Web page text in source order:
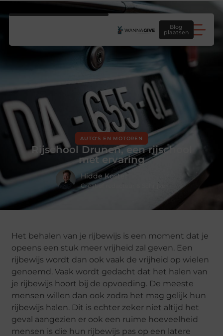
Blog
plaatsen
AUTO'S EN MOTOREN
Rijschool Drunen, een rijschool
met ervaring
Hidde Koster
Creatief redacteur & Schrijver
Het behalen van je rijbewijs is een moment dat je
opeens een stuk meer vrijheid zal geven. Een
rijbewijs wordt dan ook vaak de vrijheid op wielen
genoemd. Vaak wordt gedacht dat het halen van
je rijbewijs hoort bij de opvoeding. De meeste
mensen willen dan ook zodra het mag gelijk hun
rijbewijs halen. Dit is echter zeker niet altijd het
geval aangezien er ook een ruime hoeveelheid
mensen is die hun rijbewijs pas op een latere